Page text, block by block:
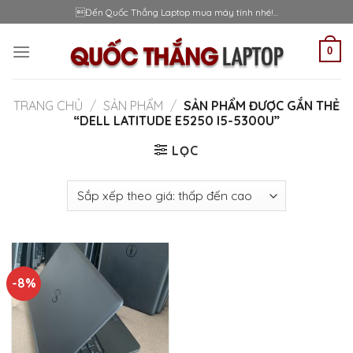
to
content
Đến Quốc Thắng Laptop mua máy tính nhé!...
0
TRANG CHỦ / SẢN PHẨM / SẢN PHẨM ĐƯỢC GẮN THẺ
“DELL LATITUDE E5250 I5-5300U”
LỌC
-8%